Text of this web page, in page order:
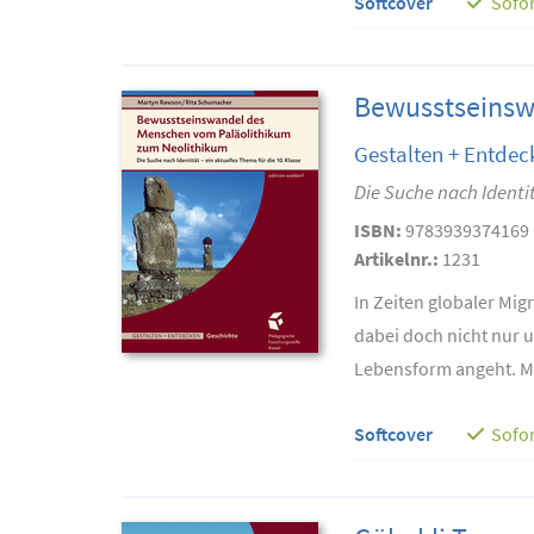
Gestalten +
Die Suche nach
ISBN: 9783939374169
Artikelnr.: 1231
In Zeiten globaler
dabei doch nicht nur
Lebensform angeht.
Softcover